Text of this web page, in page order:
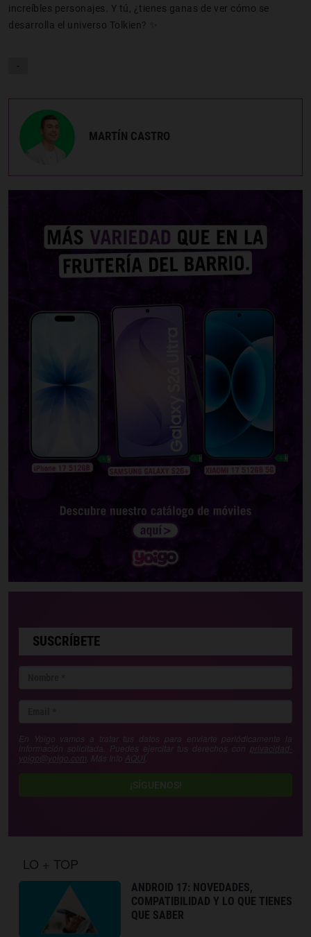
increíbles personajes. Y tú, ¿tienes ganas de ver cómo se
desarrolla el universo Tolkien? ✨
-
MARTÍN CASTRO
SUSCRÍBETE
En Yoigo vamos a tratar tus datos para enviarte periódicamente la
información solicitada. Puedes ejercitar tus derechos con privacidad-
yoigo@yoigo.com . Más Info AQUÍ
¡SÍGUENOS!
LO + TOP
ANDROID 17: NOVEDADES,
COMPATIBILIDAD Y LO QUE TIENES
QUE SABER